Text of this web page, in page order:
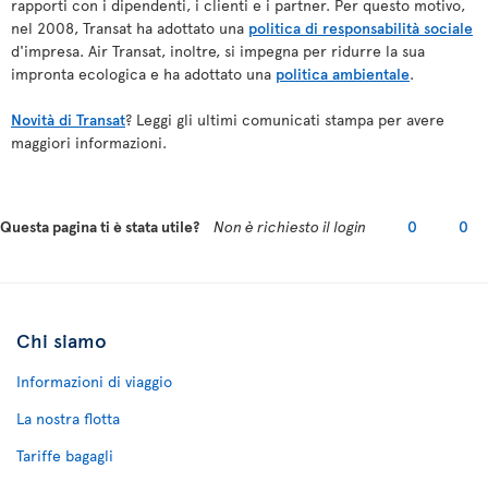
rapporti con i dipendenti, i clienti e i partner. Per questo motivo,
nel 2008, Transat ha adottato una politica di responsabilità sociale
d'impresa. Air Transat, inoltre, si impegna per ridurre la sua
impronta ecologica e ha adottato una politica ambientale.
Novità di Transat? Leggi gli ultimi comunicati stampa per avere
maggiori informazioni.
Questa pagina ti è stata utile? Non è richiesto il login 0 0
Chi siamo
Informazioni di viaggio
La nostra flotta
Tariffe bagagli